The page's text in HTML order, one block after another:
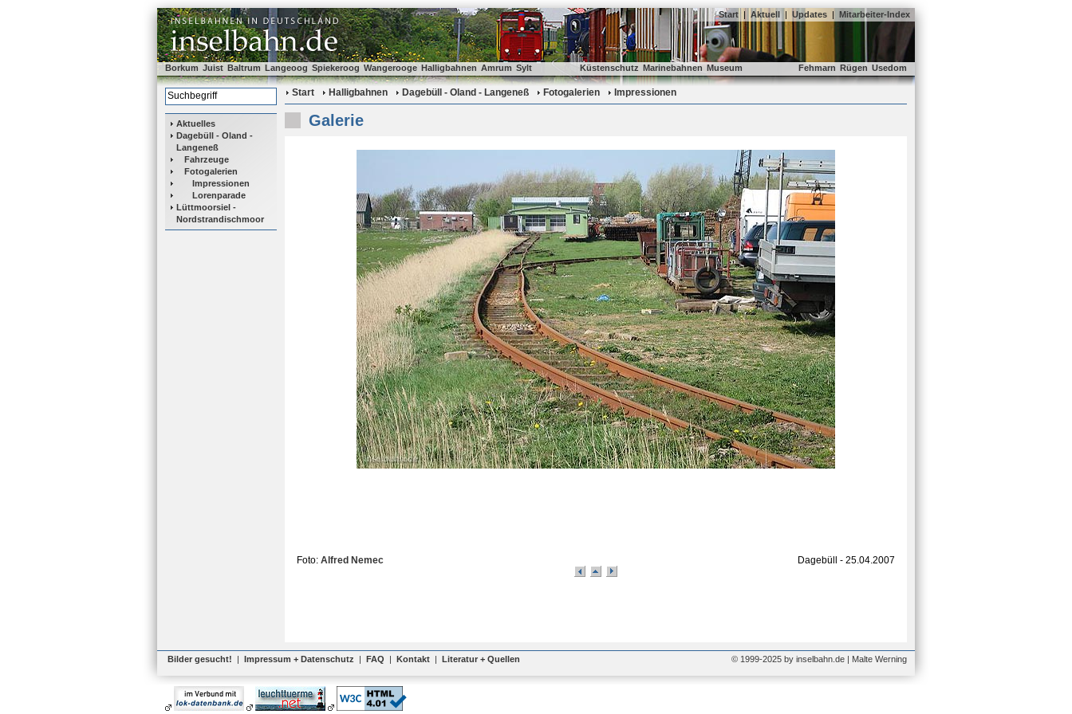
Start | Aktuell | Updates | Mitarbeiter-Index
Borkum Juist Baltrum Langeoog Spiekeroog Wangerooge Halligbahnen Amrum Sylt Küstenschutz Marinebahnen Museum Fehmarn Rügen Usedom
Aktuelles
Dagebüll - Oland -
Langeneß
Fahrzeuge
Fotogalerien
Impressionen
Lorenparade
Lüttmoorsiel -
Nordstrandischmoor
Start Halligbahnen Dagebüll - Oland - Langeneß Fotogalerien Impressionen
Galerie
Foto: Alfred Nemec Dagebüll - 25.04.2007
Bilder gesucht! | Impressum + Datenschutz | FAQ | Kontakt | Literatur + Quellen © 1999-2025 by inselbahn.de | Malte Werning